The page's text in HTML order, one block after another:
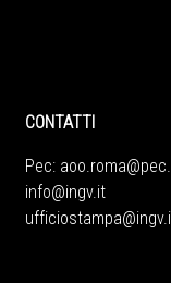
CONTATTI
Pec:
info@ingv.it